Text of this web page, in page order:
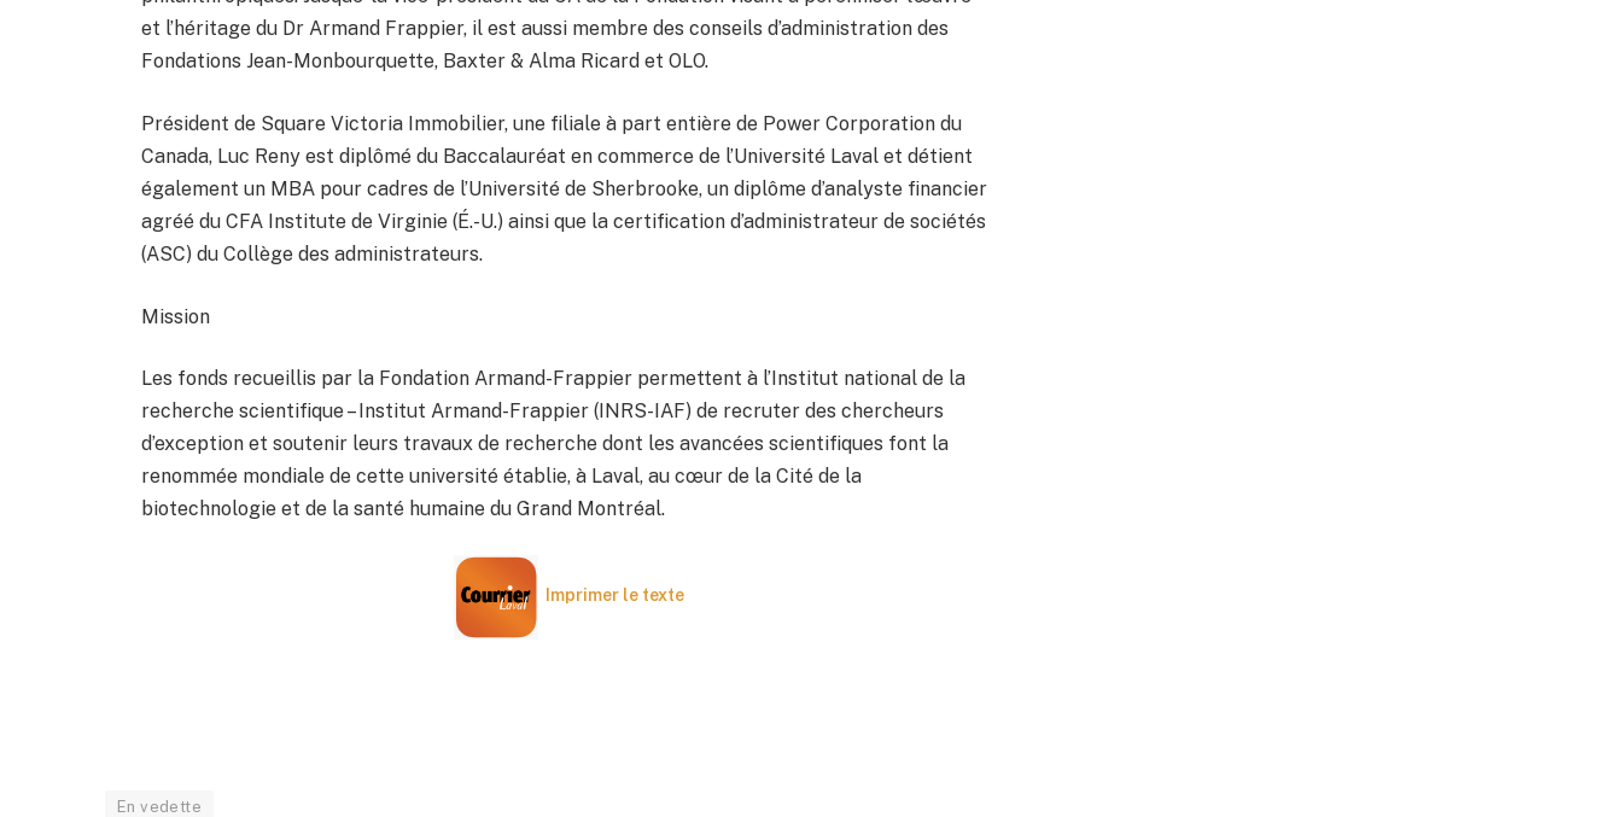
et l’héritage du Dr Armand Frappier, il est aussi membre des conseils d’administration des
Fondations Jean-Monbourquette, Baxter & Alma Ricard et OLO.
Président de Square Victoria Immobilier, une filiale à part entière de Power Corporation du
Canada, Luc Reny est diplômé du Baccalauréat en commerce de l’Université Laval et détient
également un MBA pour cadres de l’Université de Sherbrooke, un diplôme d’analyste financier
agréé du CFA Institute de Virginie (É.-U.) ainsi que la certification d’administrateur de sociétés
(ASC) du Collège des administrateurs.
Mission
Les fonds recueillis par la Fondation Armand-Frappier permettent à l’Institut national de la
recherche scientifique – Institut Armand-Frappier (INRS-IAF) de recruter des chercheurs
d’exception et soutenir leurs travaux de recherche dont les avancées scientifiques font la
renommée mondiale de cette université établie, à Laval, au cœur de la Cité de la
biotechnologie et de la santé humaine du Grand Montréal.
Imprimer le texte
En vedette